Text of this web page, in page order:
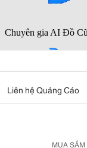
Liên hệ Quảng Cáo
MUA